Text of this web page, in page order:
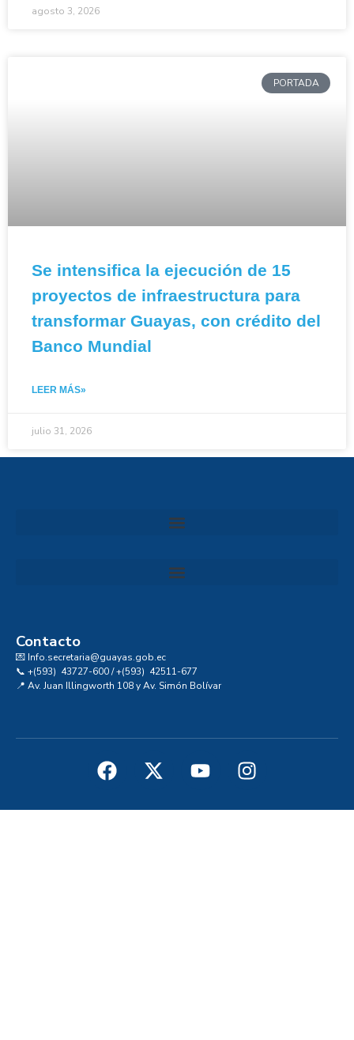
agosto 3, 2026
PORTADA
Se intensifica la ejecución de 15
proyectos de infraestructura para
transformar Guayas, con crédito del
Banco Mundial
LEER MÁS»
julio 31, 2026
Contacto
💌 Info.secretaria@guayas.gob.ec
📞 +(593) 43727-600 / +(593) 42511-677
📍 Av. Juan Illingworth 108 y Av. Simón Bolívar